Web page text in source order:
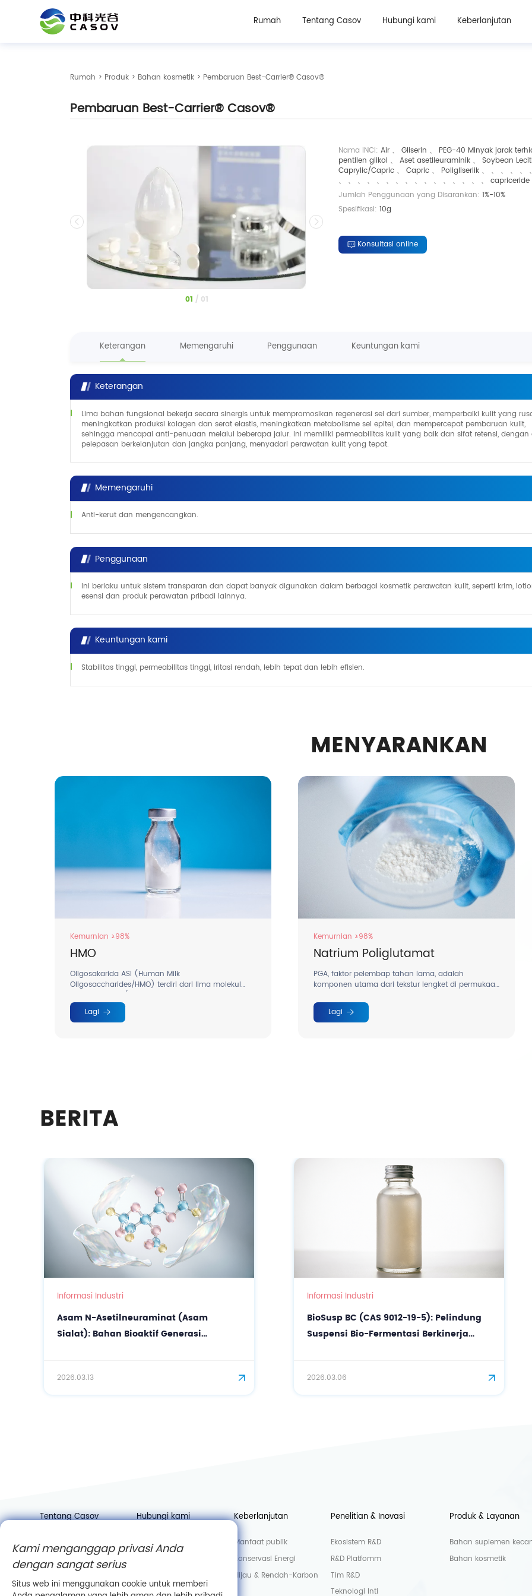
Rumah Tentang Casov Hubungi kami Keberlanjutan
Bahan kosmetik Bahan suplemen kecantikan oral
Rumah > Produk> Bahan kosmetik> Pembaruan Best-Carrier® Casov®
Pembaruan Best-Carrier® Casov®
1 / 1
Nama INCI: Air 、 Gliserin 、 PEG-40 Minyak jarak
pentilen glikol 、 Aset asetileuraminik 、 Soybean
Caprylic/Capric 、 Capric 、 Poligliserlik 、 、 、 、 、
、 、 、 、 、 、 、 、 、 、 、 、 、 、 、 、 capriceride
Jumlah Penggunaan yang Disarankan: 1%-10%
Spesifikasi: 10g
Konsultasi online
Keterangan Memengaruhi Penggunaan Keuntungan kami
Keterangan
Lima bahan fungsional bekerja secara sinergis untuk mempromosikan regenerasi sel dari sumber, memperbaiki kulit yang
meningkatkan produksi kolagen dan serat elastis, meningkatkan metabolisme sel epitel, dan mempercepat pembaruan kulit,
sehingga mencapai anti-penuaan melalui beberapa jalur. Ini memiliki permeabilitas kulit yang baik dan sifat retensi, dengan
pelepasan berkelanjutan dan jangka panjang, menyadari perawatan kulit yang tepat.
Memengaruhi
Anti-kerut dan mengencangkan.
Penggunaan
Ini berlaku untuk sistem transparan dan dapat banyak digunakan dalam berbagai kosmetik perawatan kulit, seperti krim,
esensi dan produk perawatan pribadi lainnya.
Keuntungan kami
Stabilitas tinggi, permeabilitas tinggi, iritasi rendah, lebih tepat dan lebih efisien.
MENYARANKAN
Kemurnian ≥98%
Oligosakarida ASI (Human Milk
Oligosaccharides/HMO) terdiri dari lima molekul
asetilglukosamin, dan asam N-asetilneuraminat).
Kemurnian ≥98%
Natrium Poliglutamat
PGA, faktor pelembap tahan lama, adalah
komponen utama dari tekstur lengket di permukaan
BERITA
Informasi Industri
Asam N-Asetilneuraminat (Asam
Sialat): Bahan Bioaktif Generasi
2026.03.13
Informasi Industri
BioSusp BC (CAS 9012-19-5): Pelindung
Suspensi Bio-Fermentasi Berkinerja
2026.03.06
Tentang Casov
Berita
Informasi perusahaan
Hubungi kami
Bergabunglah dengan
kami
Keberlanjutan
Manfaat publik
Konservasi Energi
Hijau & Rendah-Karbon
Penelitian & Inovasi
Ekosistem R&D
R&D Platfomm
Tim R&D
Teknologi Inti
Produk & Layanan
Bahan suplemen
Bahan kosmetik
Kami menganggap privasi Anda
dengan sangat serius
Situs web ini menggunakan cookie untuk memberi